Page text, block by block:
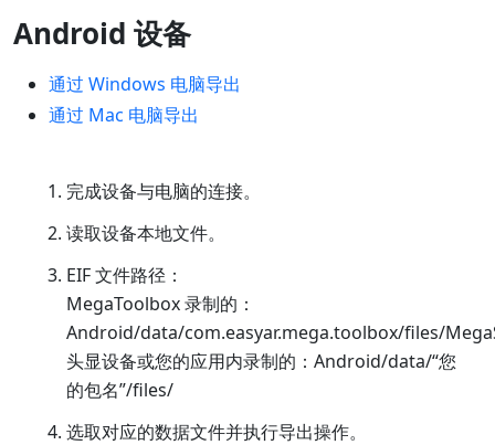
Android 设备
通过 Windows 电脑导出
通过 Mac 电脑导出
完成设备与电脑的连接。
读取设备本地文件。
EIF 文件路径：
MegaToolbox 录制的：
Android/data/com.easyar.mega.toolbox/files/
头显设备或您的应用内录制的：Android/data/“您
的包名”/files/
选取对应的数据文件并执行导出操作。